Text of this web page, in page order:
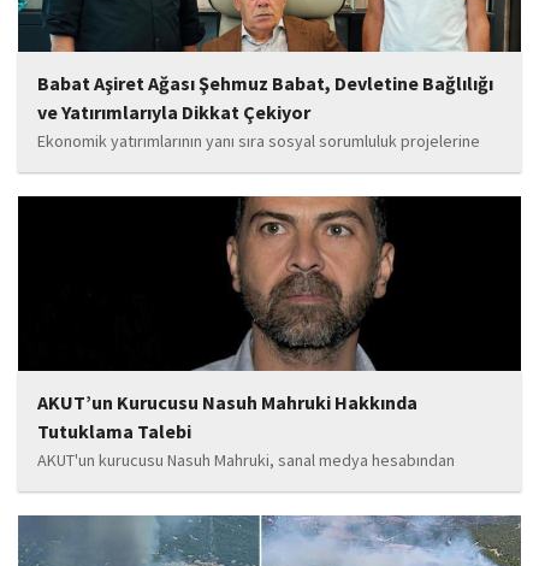
Babat Aşiret Ağası Şehmuz Babat, Devletine Bağlılığı
ve Yatırımlarıyla Dikkat Çekiyor
Ekonomik yatırımlarının yanı sıra sosyal sorumluluk projelerine
de önem veren Babat'ın, eğitim alanında bir lise ile iki okulun
yapımına katkı sunduğu, ayrıca Şırnak'ın çeşitli noktalarında
tamamlanan ve yapımı devam eden...
AKUT’un Kurucusu Nasuh Mahruki Hakkında
Tutuklama Talebi
AKUT'un kurucusu Nasuh Mahruki, sanal medya hesabından
yaptığı '15 Temmuz' paylaşımı nedeniyle 'Halkı kin ve düşmanlığa
tahrik veya aşağılama' suçundan gözaltına alındı. Mahruki,
tutuklama talebiyle Sulh Ceza Hakimliği'ne sevk edildi.